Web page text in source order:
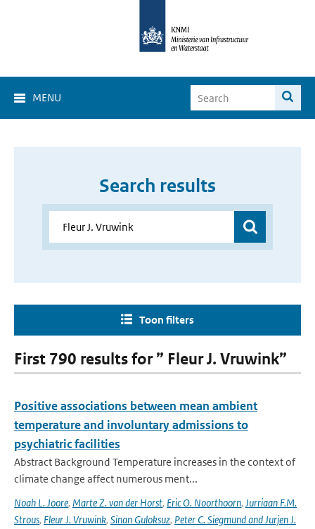
MENU
Search results
Toon filters
First 790 results for ” Fleur J. Vruwink”
Positive associations between mean ambient
temperature and involuntary admissions to
psychiatric facilities
Abstract Background Temperature increases in the context of
climate change affect numerous ment...
Noah L. Joore, Marte Z. van der Horst, Eric O. Noorthoorn, Jurriaan F.M.
Strous, Fleur J. Vruwink, Sinan Guloksuz, Peter C. Siegmund and Jurjen J.